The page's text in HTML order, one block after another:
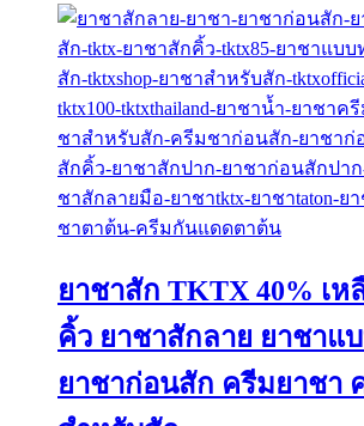
ยาชาสัก TKTX 40% เห
คิ้ว ยาชาสักลาย ยาชาแ
ยาชาก่อนสัก ครีมยาชา